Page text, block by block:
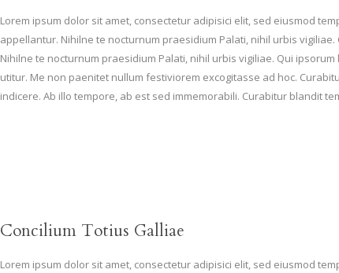
Lorem ipsum dolor sit amet, consectetur adipisici elit, sed eiusmod
appellantur. Nihilne te nocturnum praesidium Palati, nihil urbis
Nihilne te nocturnum praesidium Palati, nihil urbis vigiliae. Qui
utitur. Me non paenitet nullum festiviorem excogitasse ad hoc.
indicere. Ab illo tempore, ab est sed immemorabili. Curabitur blandit
Concilium Totius Galliae
Lorem ipsum dolor sit amet, consectetur adipisici elit, sed eiusmod